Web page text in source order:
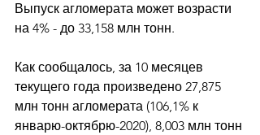
Выпуск агломерата может возрасти
на 4% - до 33,158 млн тонн.
Как сообщалось, за 10 месяцев
текущего года произведено 27,875
млн тонн агломерата (106,1% к
январю-октябрю-2020), 8,003 млн тонн